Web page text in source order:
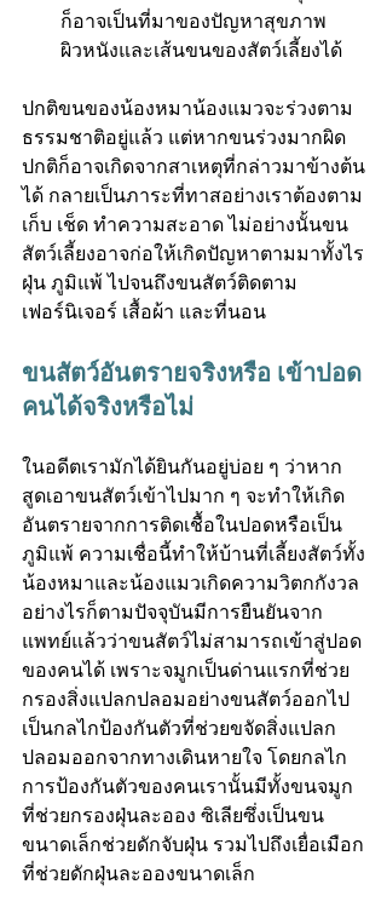
ก็อาจเป็นที่มาของปัญหาสุขภาพ
ผิวหนังและเส้นขนของสัตว์เลี้ยงได้
ปกติขนของน้องหมาน้องแมวจะร่วงตาม
ธรรมชาติอยู่แล้ว แต่หากขนร่วงมากผิด
ปกติก็อาจเกิดจากสาเหตุที่กล่าวมาข้างต้น
ได้ กลายเป็นภาระที่ทาสอย่างเราต้องตาม
เก็บ เช็ด ทำความสะอาด ไม่อย่างนั้นขน
สัตว์เลี้ยงอาจก่อให้เกิดปัญหาตามมาทั้งไร
ฝุ่น ภูมิแพ้ ไปจนถึงขนสัตว์ติดตาม
เฟอร์นิเจอร์ เสื้อผ้า และที่นอน
ขนสัตว์อันตรายจริงหรือ เข้าปอด
คนได้จริงหรือไม่
ในอดีตเรามักได้ยินกันอยู่บ่อย ๆ ว่าหาก
สูดเอาขนสัตว์เข้าไปมาก ๆ จะทำให้เกิด
อันตรายจากการติดเชื้อในปอดหรือเป็น
ภูมิแพ้ ความเชื่อนี้ทำให้บ้านที่เลี้ยงสัตว์ทั้ง
น้องหมาและน้องแมวเกิดความวิตกกังวล
อย่างไรก็ตามปัจจุบันมีการยืนยันจาก
แพทย์แล้วว่าขนสัตว์ไม่สามารถเข้าสู่ปอด
ของคนได้ เพราะจมูกเป็นด่านแรกที่ช่วย
กรองสิ่งแปลกปลอมอย่างขนสัตว์ออกไป
เป็นกลไกป้องกันตัวที่ช่วยขจัดสิ่งแปลก
ปลอมออกจากทางเดินหายใจ โดยกลไก
การป้องกันตัวของคนเรานั้นมีทั้งขนจมูก
ที่ช่วยกรองฝุ่นละออง ซิเลียซึ่งเป็นขน
ขนาดเล็กช่วยดักจับฝุ่น รวมไปถึงเยื่อเมือก
ที่ช่วยดักฝุ่นละอองขนาดเล็ก